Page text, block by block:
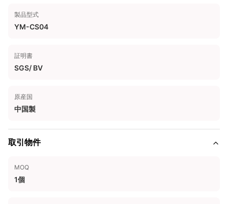
製品型式
YM-CS04
証明書
SGS/ BV
原産国
中国製
取引物件
MOQ
1個